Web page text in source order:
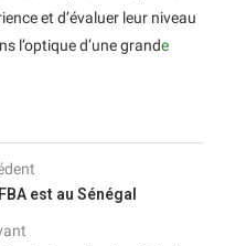
et d’évaluer leur niveau
l’optique d’une grande
est au Sénégal